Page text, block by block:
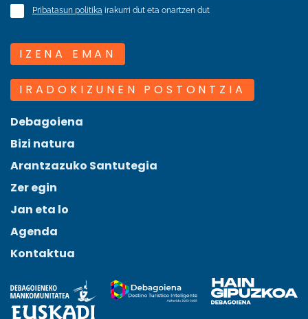
Pribatasun politika irakurri dut eta onartzen dut
IZENA EMAN
IRADOKIZUNEN POSTONTZIA
Debagoiena
Bizi natura
Arantzazuko Santutegia
Zer egin
Jan eta lo
Agenda
Kontaktua